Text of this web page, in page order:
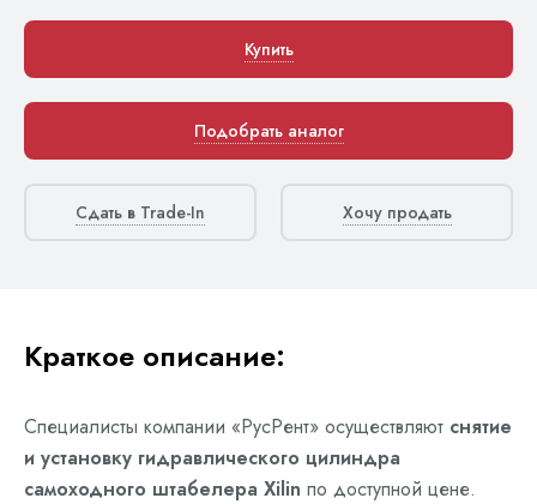
Купить
Подобрать аналог
Сдать в Trade-In Хочу продать
Краткое описание:
Специалисты компании «РусРент» осуществляют снятие
и установку гидравлического цилиндра
самоходного штабелера Xilin по доступной цене.